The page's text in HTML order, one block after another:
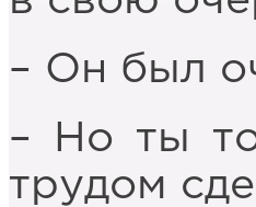
– Он был
– Но ты
трудом